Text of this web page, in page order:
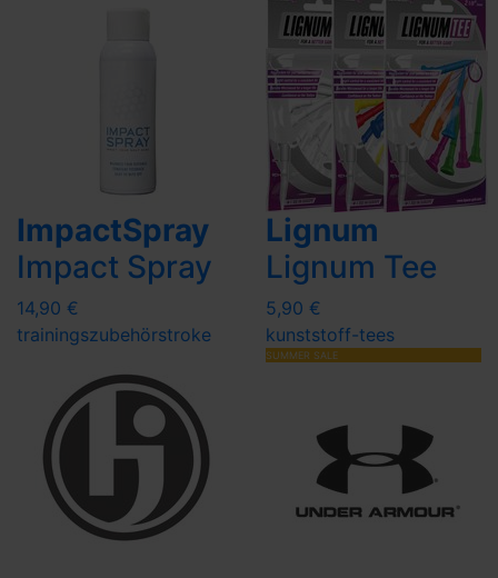
ImpactSpray
Impact Spray
14,90 €
trainingszubehörstroke
Lignum
Lignum Tee
5,90 €
kunststoff-tees
SUMMER SALE